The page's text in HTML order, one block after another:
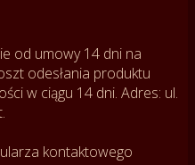
od umowy14 dni na
odesłania produktu
w ciągu 14 dni. Adres: ul.
kontaktowego